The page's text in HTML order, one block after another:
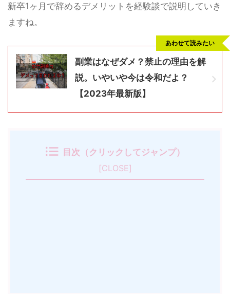
新卒1ヶ月で辞めるデメリットを経験談で説明していき
ますね。
副業はなぜダメ？禁止の理由を解
説。いやいや今は令和だよ？
【2023年最新版】
あわせて読みたい
目次（クリックしてジャンプ）
[CLOSE]